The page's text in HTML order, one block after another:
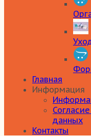
Главная
Информация
данных
Контакты